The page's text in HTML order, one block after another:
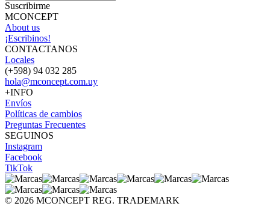
Suscribirme
MCONCEPT
About us
¡Escribinos!
CONTACTANOS
Locales
(+598) 94 032 285
hola@mconcept.com.uy
+INFO
Envíos
Políticas de cambios
Preguntas Frecuentes
SEGUINOS
Instagram
Facebook
TikTok
© 2026 MCONCEPT REG. TRADEMARK